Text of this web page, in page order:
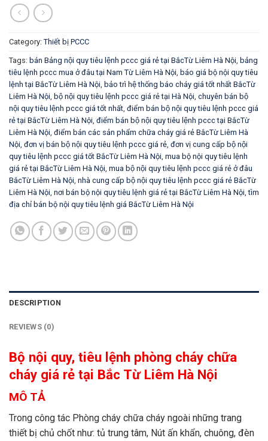
Category: Thiết bị PCCC
Tags: bán Bảng nội quy tiêu lệnh pccc giá rẻ tại BắcTừ Liêm Hà Nội bảng
tiêu lệnh pccc mua ở đâu tại Nam Từ Liêm Hà Nội báo giá bộ nội quy tiêu
lệnh tại BắcTừ Liêm Hà Nội bảo trì hệ thống báo cháy giá tốt nhất BắcTừ
Liêm Hà Nội bộ nội quy tiêu lệnh pccc giá rẻ tại Hà Nội chuyên bán bộ
nội quy tiêu lệnh pccc giá tốt nhất điểm bán bộ nội quy tiêu lệnh pccc giá
rẻ tại BắcTừ Liêm Hà Nội điểm bán bộ nội quy tiêu lệnh pccc tại BắcTừ
Liêm Hà Nội điểm bán các sản phẩm chữa cháy giá rẻ BắcTừ Liêm Hà
Nội đơn vị bán bộ nội quy tiêu lệnh pccc giá rẻ đơn vị cung cấp bộ nội
quy tiêu lệnh pccc giá tốt BắcTừ Liêm Hà Nội mua bộ nội quy tiêu lệnh
giá rẻ tại BắcTừ Liêm Hà Nội mua bộ nội quy tiêu lệnh pccc giá rẻ ở đâu
BắcTừ Liêm Hà Nội nhà cung cấp bộ nội quy tiêu lệnh pccc giá rẻ BắcTừ
Liêm Hà Nội nơi bán bộ nội quy tiêu lệnh giá rẻ tại BắcTừ Liêm Hà Nội ,tìm
địa chỉ bán bộ nội quy tiêu lệnh giá BắcTừ Liêm Hà Nội
DESCRIPTION
REVIEWS (0)
Bộ nội quy, tiêu lệnh phòng cháy chữa
cháy giá rẻ tại Bắc Từ Liêm Hà Nội
MÔ TẢ
Trong công tác Phòng cháy chữa cháy ngoài những trang
thiết bị chủ chốt như: tủ trung tâm, Nút ấn khẩn, chuông, đèn